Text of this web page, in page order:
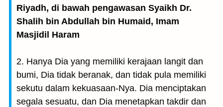
Riyadh, di bawah pengawasan Syaikh Dr.
Shalih bin Abdullah bin Humaid, Imam
Masjidil Haram
2. Hanya Dia yang memiliki kerajaan langit dan
bumi, Dia tidak beranak, dan tidak pula memiliki
sekutu dalam kekuasaan-Nya. Dia menciptakan
segala sesuatu, dan Dia menetapkan takdir dan